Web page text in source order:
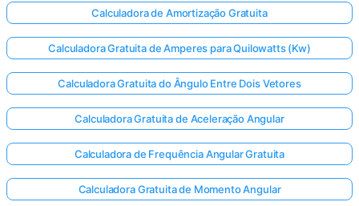
Calculadora de Amortização Gratuita
Calculadora Gratuita de Amperes para Quilowatts (Kw)
Calculadora Gratuita do Ângulo Entre Dois Vetores
Calculadora Gratuita de Aceleração Angular
Calculadora de Frequência Angular Gratuita
Calculadora Gratuita de Momento Angular